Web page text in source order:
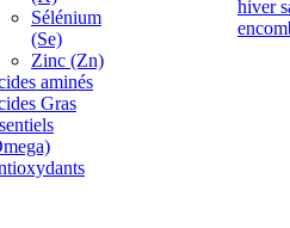
Sélénium
(Se)
Zinc (Zn)
aminés
Gras